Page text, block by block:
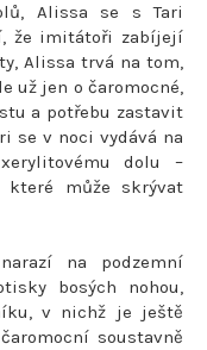
Alissa se s Tari
že imitátoři zabíjejí
Alissa trvá na tom,
už jen o čaromocné,
a potřebu zastavit
se v noci vydává na
dolu –
může skrývat
na podzemní
bosých nohou,
v nichž je ještě
soustavně